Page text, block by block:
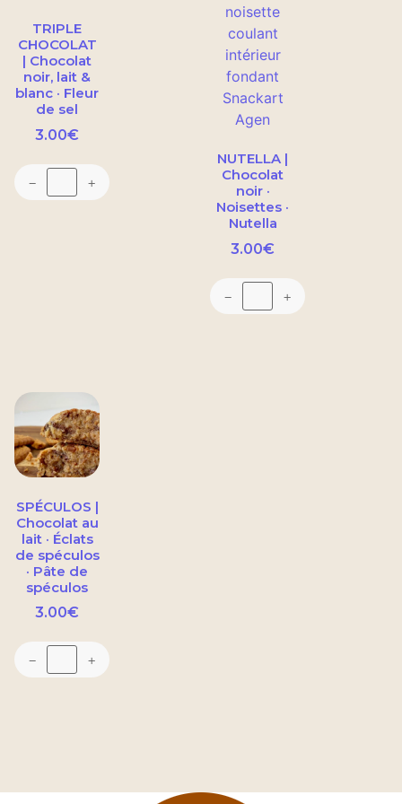
TRIPLE
CHOCOLAT
| Chocolat
noir, lait &
blanc · Fleur
de sel
3.00€
− +
NUTELLA |
Chocolat
noir ·
Noisettes ·
Nutella
3.00€
− +
SPÉCULOS |
Chocolat au
lait · Éclats
de spéculos
· Pâte de
spéculos
3.00€
− +